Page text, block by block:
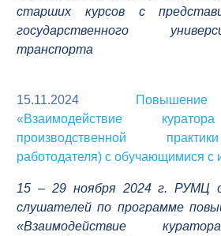
старших курсов с
государственного
транспорта
15.11.2024
«Взаимодействие
производственной
работодателя) с обучающимися с
15 – 29 ноября 2024 г. РУМЦ
слушателей по программе
«Взаимодействие